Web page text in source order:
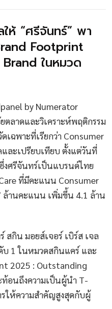
ห้ “ศรีจันทร์” พา
Footprint
ในหมวด
by Numerator
ลาดและวิเคราะห์พฤติกรรม
เฉพาะที่เรียกว่า Consumer
และเปรียบเทียบ ตั้งแต่วันที่
งศรีจันทร์เป็นแบรนด์ไทย
ที่มีคะแนน Consumer
ล้านคะแนน เพิ่มขึ้น 4.1 ล้าน
กิน มอยส์เจอร์ เบิร์ส เจล
1 ในหมวดสกินแคร์ และ
2025 : Outstanding
ท้อนถึงความเป็นผู้นำ T-
ให้ความสำคัญสูงสุดกับผู้